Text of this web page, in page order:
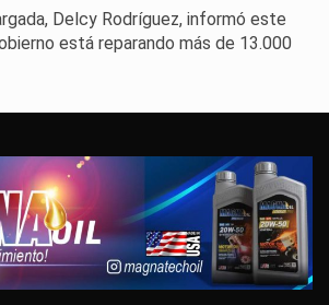
Delcy Rodríguez, informó este
está reparando más de 13.000